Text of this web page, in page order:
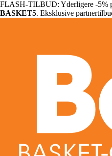
FLASH-TILBUD: Yderligere -5%
BASKET5. Eksklusive